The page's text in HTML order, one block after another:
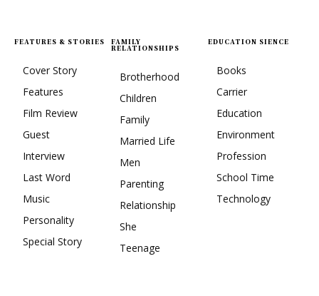
FEATURES & STORIES
Cover Story
Features
Film Review
Guest
Interview
Last Word
Music
Personality
Special Story
FAMILY
RELATIONSHIPS
Brotherhood
Children
Family
Married Life
Men
Parenting
Relationship
She
Teenage
EDUCATION SIENCE
Books
Carrier
Education
Environment
Profession
School Time
Technology